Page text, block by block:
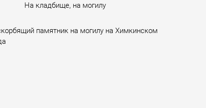
На кладбище, на могилу
памятник на могилу на Химкинском